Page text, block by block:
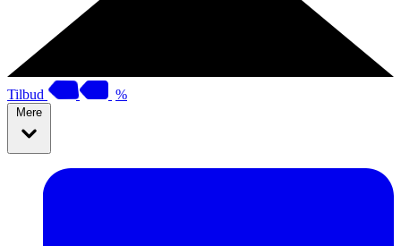
Tilbud %
Mere